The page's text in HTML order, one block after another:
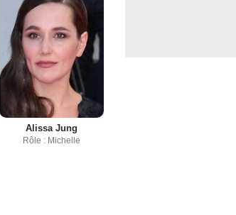
Alissa Jung
Rôle : Michelle